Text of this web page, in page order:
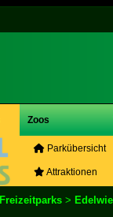
Zoos
Parkübersicht
Attraktionen
Freizeitparks >